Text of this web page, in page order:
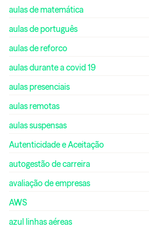
aulas de matemática
aulas de português
aulas de reforco
aulas durante a covid 19
aulas presenciais
aulas remotas
aulas suspensas
Autenticidade e Aceitação
autogestão de carreira
avaliação de empresas
AWS
azul linhas aéreas